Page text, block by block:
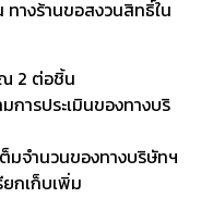
างร้านขอสงวนสิทธิ์ใน
2 ต่อชิ้น
ารประเมินของทางบริ
จำนวนของทางบริษัทฯ
ยกเก็บเพิ่ม